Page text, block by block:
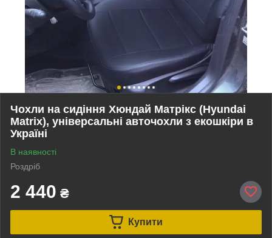
Чохли на сидіння Хюндай Матрікс (Hyundai
Matrix), універсальні авточохли з екошкіри в
Україні
В наявності
Роздріб
2 440 ₴
Купити